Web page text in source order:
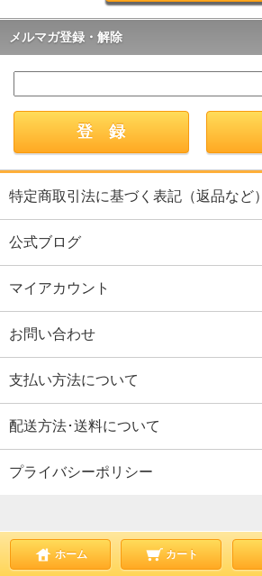
メルマガ登録・解除
特定商取引法に基づく表記（返品など）
公式ブログ
マイアカウント
お問い合わせ
支払い方法について
配送方法･送料について
プライバシーポリシー
ホーム カート